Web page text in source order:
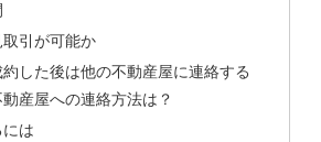
取引が可能か
した後は他の不動産屋に連絡する
産屋への連絡方法は？
は